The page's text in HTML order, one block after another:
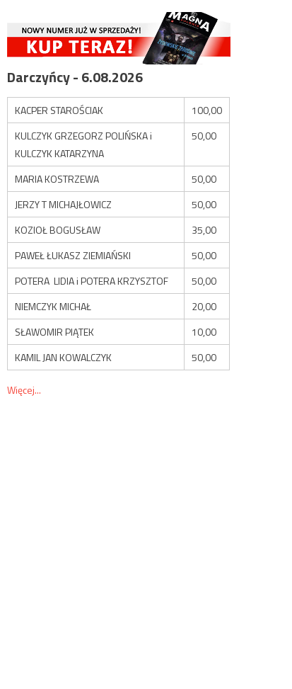
Darczyńcy - 6.08.2026
KACPER STAROŚCIAK
100,00
KULCZYK GRZEGORZ POLIŃSKA i
KULCZYK KATARZYNA
50,00
MARIA KOSTRZEWA
50,00
JERZY T MICHAJŁOWICZ
50,00
KOZIOŁ BOGUSŁAW
35,00
PAWEŁ ŁUKASZ ZIEMIAŃSKI
50,00
POTERA LIDIA i POTERA KRZYSZTOF
50,00
NIEMCZYK MICHAŁ
20,00
SŁAWOMIR PIĄTEK
10,00
KAMIL JAN KOWALCZYK
50,00
Więcej...